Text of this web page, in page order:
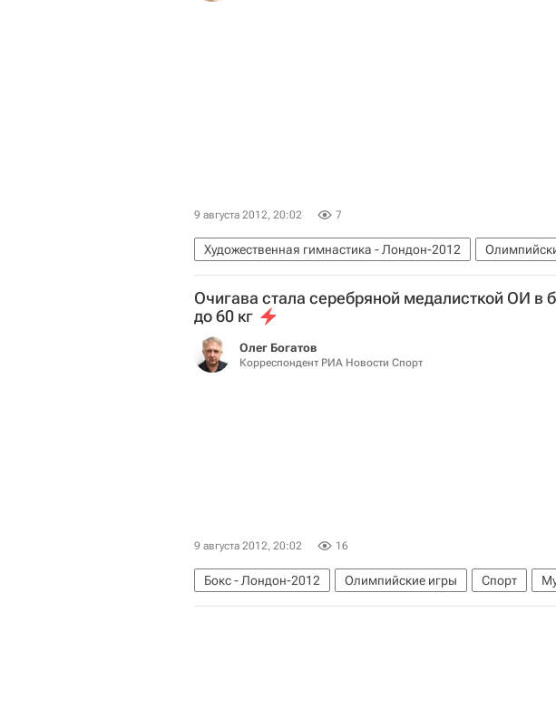
9 августа 2012, 20:02 7
Художественная гимнастика - Лондон-2012
Художественная гимнастика
Лондон-2012
Новости
Сборная России - Лондон-2012
Лондон-2012: художественная гимнастика, личное
Летние Олимпийские игры 2012
Сборная России по
Очигава стала серебряной медалисткой ОИ в
до 60 кг
Олег Богатов
Корреспондент РИА Новости Спорт
9 августа 2012, 20:02 16
Бокс - Лондон-2012 Олимпийские игры Спорт
Единоборства
Новости - Лондон-2012
Сборная